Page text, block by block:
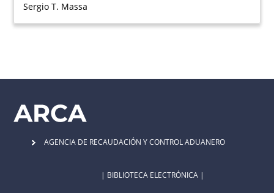
Sergio T. Massa
AGENCIA DE RECAUDACIÓN Y CONTROL ADUANERO
| BIBLIOTECA ELECTRÓNICA |